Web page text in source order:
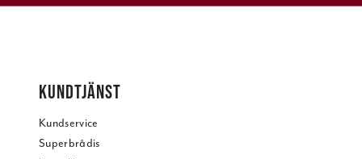
KUNDTJÄNST
Kundservice
Superbrådis